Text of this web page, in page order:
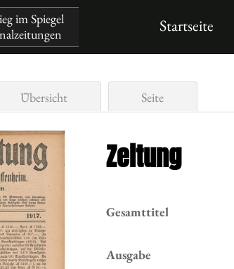
im Spiegel
Startseite
Übersicht Seite
Zeitung
Gesamttitel
Ausgabe